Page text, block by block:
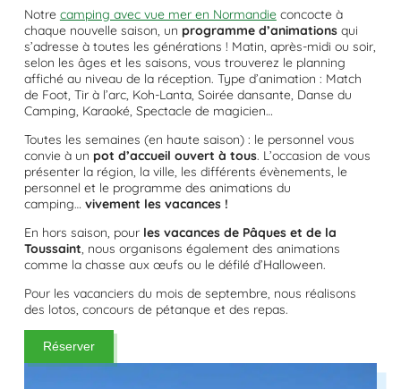
Notre camping avec vue mer en Normandieconcocte à
chaque nouvelle saison, un programme d’animationsqui
s’adresse à toutes les générations ! Matin, après-midi ou soir,
selon les âges et les saisons, vous trouverez le planning
affiché au niveau de la réception. Type d’animation : Match
de Foot, Tir à l’arc, Koh-Lanta, Soirée dansante, Danse du
Camping, Karaoké, Spectacle de magicien…
Toutes les semaines (en haute saison) : le personnel vous
convie à un pot d’accueil ouvert à tous. L’occasion de vous
présenter la région, la ville, les différents évènements, le
personnel et le programme des animations du
camping… vivement les vacances !
En hors saison, pour les vacances de Pâques et de la
Toussaint, nous organisons également des animations
comme la chasse aux œufs ou le défilé d’Halloween.
Pour les vacanciers du mois de septembre, nous réalisons
des lotos, concours de pétanque et des repas.
Réserver